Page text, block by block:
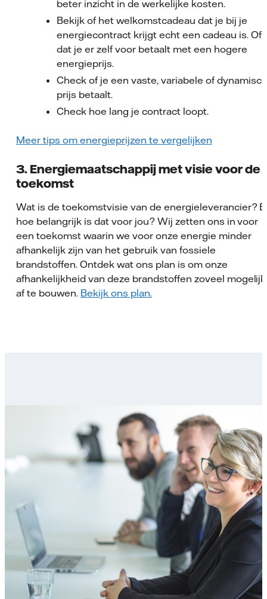
beter inzicht in de werkelijke kosten.
Bekijk of het welkomstcadeau dat je bij je
energiecontract krijgt echt een cadeau is. Of
dat je er zelf voor betaalt met een hogere
energieprijs.
Check of je een vaste, variabele of
prijs betaalt.
Check hoe lang je contract loopt.
Meer tips om energieprijzen te vergelijken
3. Energiemaatschappij met visie voor de
toekomst
Wat is de toekomstvisie van de energieleverancier?
hoe belangrijk is dat voor jou? Wij zetten ons in voor
een toekomst waarin we voor onze energie minder
afhankelijk zijn van het gebruik van fossiele
brandstoffen. Ontdek wat ons plan is om onze
afhankelijkheid van deze brandstoffen zoveel mogelijk
af te bouwen. Bekijk ons plan.